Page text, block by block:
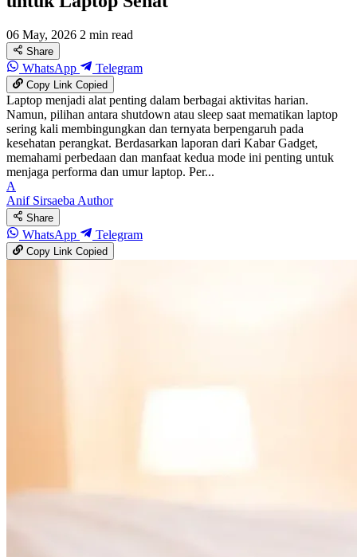
06 May, 2026 2 min read
Share
WhatsApp Telegram
Copy LinkCopied
Laptop menjadi alat penting dalam berbagai aktivitas harian.
Namun, pilihan antara shutdown atau sleep saat mematikan laptop
sering kali membingungkan dan ternyata berpengaruh pada
kesehatan perangkat. Berdasarkan laporan dari Kabar Gadget,
memahami perbedaan dan manfaat kedua mode ini penting untuk
menjaga performa dan umur laptop. Per...
A
Anif SirsaebaAuthor
Share
WhatsApp Telegram
Copy LinkCopied